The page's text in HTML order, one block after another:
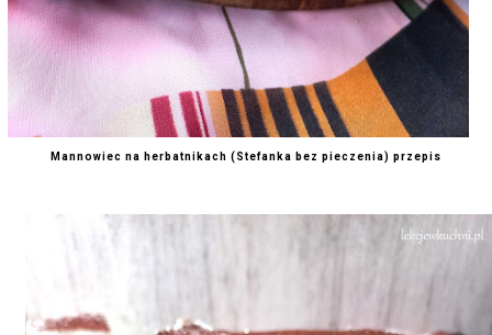
Mannowiec na herbatnikach (Stefanka bez pieczenia) przepis